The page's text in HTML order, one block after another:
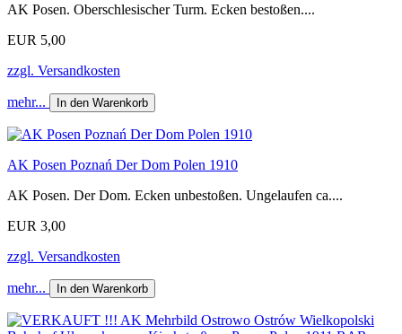
AK Posen. Oberschlesischer Turm. Ecken bestoßen....
EUR 5,00
zzgl. Versandkosten
mehr... In den Warenkorb
AK Posen Poznań Der Dom Polen 1910
AK Posen. Der Dom. Ecken unbestoßen. Ungelaufen ca....
EUR 3,00
zzgl. Versandkosten
mehr... In den Warenkorb